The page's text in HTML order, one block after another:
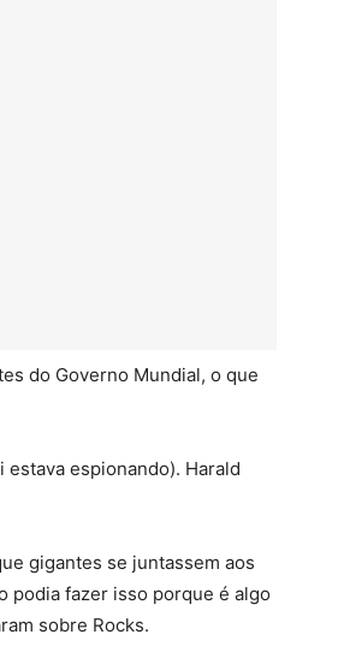
do Governo Mundial, o que
espionando). Harald
gigantes se juntassem aos
podia fazer isso porque é algo
sobre Rocks.